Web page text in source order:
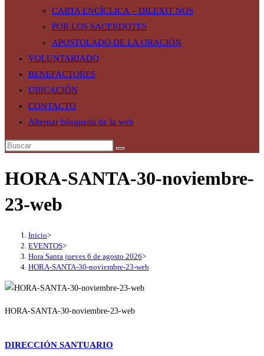
CARTA ENCÍCLICA – DILEXIT NOS
POR LOS SACERDOTES
APOSTOLADO DE LA ORACIÓN
VOLUNTARIADO
BENEFACTORES
UBICACIÓN
CONTACTO
Alternar búsqueda de la web
HORA-SANTA-30-noviembre-
23-web
Inicio>
EVENTOS>
Hora Santa jueves 6 de agosto 2026>
HORA-SANTA-30-noviembre-23-web
HORA-SANTA-30-noviembre-23-web
DIRECCIÓN SANTUARIO